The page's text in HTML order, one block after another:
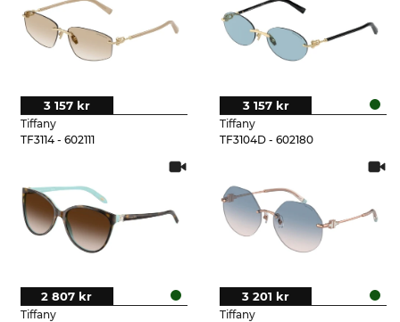
Tiffany
TF3114 - 602111
3 157 kr
Tiffany
TF3104D - 602180
3 157 kr
Tiffany
2 807 kr
Tiffany
3 201 kr